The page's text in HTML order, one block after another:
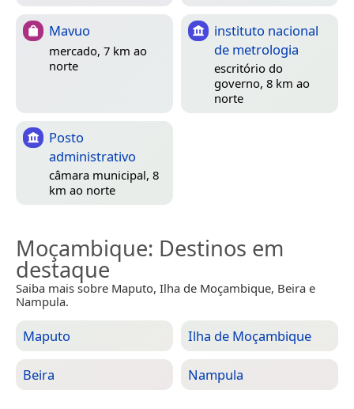
Mavuo
mercado, 7 km ao
norte
instituto nacional
de metrologia
escritório do
governo, 8 km ao
norte
Posto
administrativo
câmara municipal, 8
km ao norte
Moçambique: Destinos em
destaque
Saiba mais sobre Maputo, Ilha de Moçambique, Beira e
Nampula.
Maputo Ilha de Moçambique
Beira Nampula